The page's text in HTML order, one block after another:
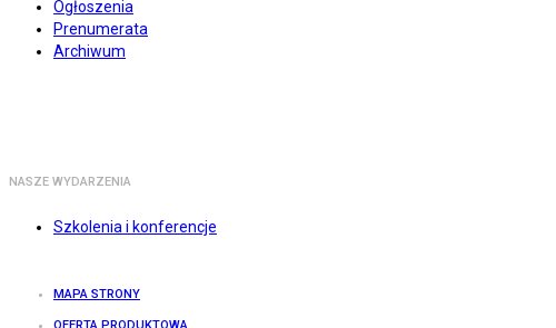
Ogłoszenia
Prenumerata
Archiwum
NASZE WYDARZENIA
Szkolenia i konferencje
MAPA STRONY